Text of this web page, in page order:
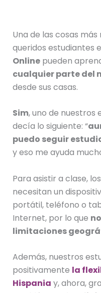
Una de las cosas
queridos estudiantes
Onlinepueden
cualquier parte del
desde sus casas.
Sim, uno de nuestros
decía lo siguiente: “
puedo seguir
y eso me ayuda
Para asistir a clase,
necesitan un
portátil, teléfono o
Internet, por lo que
limitaciones
Además, nuestros
positivamente la
Hispania y, ahora,